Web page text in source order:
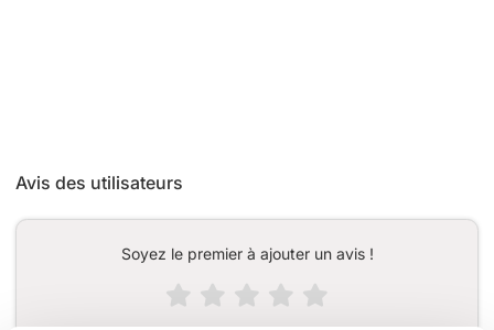
Avis des utilisateurs
Soyez le premier à ajouter un avis !